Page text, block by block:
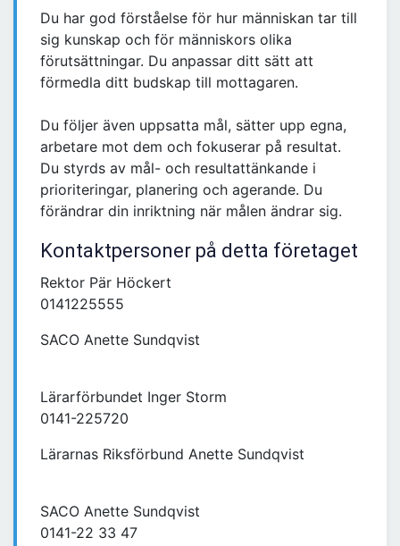
Du har god förståelse för hur människan tar till
sig kunskap och för människors olika
förutsättningar. Du anpassar ditt sätt att
förmedla ditt budskap till mottagaren.
Du följer även uppsatta mål, sätter upp egna,
arbetare mot dem och fokuserar på resultat.
Du styrds av mål- och resultattänkande i
prioriteringar, planering och agerande. Du
förändrar din inriktning när målen ändrar sig.
Kontaktpersoner på detta företaget
Rektor Pär Höckert
0141225555
SACO Anette Sundqvist
Lärarförbundet Inger Storm
0141-225720
Lärarnas Riksförbund Anette Sundqvist
SACO Anette Sundqvist
0141-22 33 47